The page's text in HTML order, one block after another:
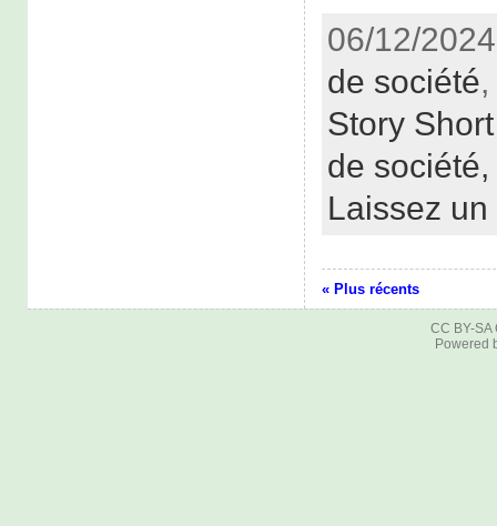
06/12/
de société,
Story Short
de société,
Laissez
« Plus récents
CC BY-SA
Powered